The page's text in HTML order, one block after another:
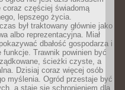
coraz częściej świadomą
lepszego życia.
był traktowany głównie jako
albo reprezentacyjna. Miał
dbałość gospodarza i
funkcje. Trawnik powinien być
ścieżki czyste, a
Dzisiaj coraz więcej osób
myślenia. Ogród przestaje być
a staje się schronieniem dla